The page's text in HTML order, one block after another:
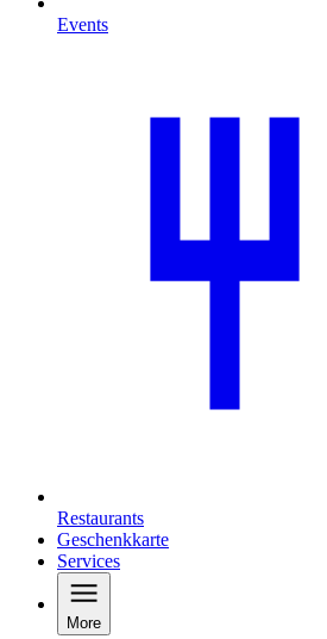
Events
Restaurants
Geschenkkarte
Services
More